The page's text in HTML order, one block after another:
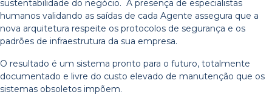
sustentabilidade do negócio. A presença de especialistas
humanos validando as saídas de cada Agente assegura que a
nova arquitetura respeite os protocolos de segurança e os
padrões de infraestrutura da sua empresa.
O resultado é um sistema pronto para o futuro, totalmente
documentado e livre do custo elevado de manutenção que os
sistemas obsoletos impõem.